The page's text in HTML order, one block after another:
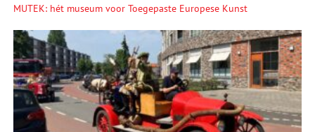
MUTEK: hét museum voor Toegepaste Europese Kunst